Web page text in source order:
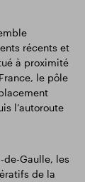
récents et
à proximité
le pôle
l’autoroute
de-Gaulle, les
de la